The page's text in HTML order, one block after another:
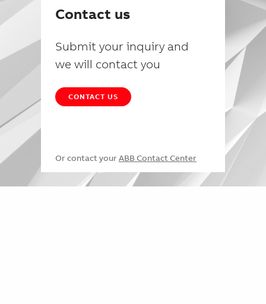
Contact us
Submit your inquiry and
we will contact you
CONTACT US
Or contact your ABB Contact Center